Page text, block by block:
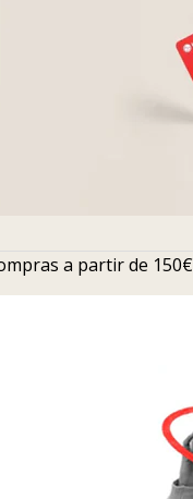
a partir de 150€